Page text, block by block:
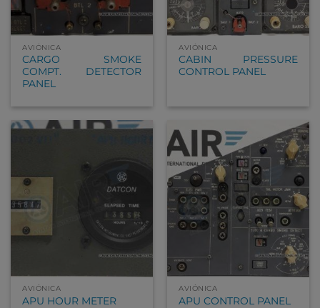
AVIÓNICA
CARGO SMOKE
COMPT. DETECTOR
PANEL
AVIÓNICA
CABIN PRESSURE
CONTROL PANEL
AVIÓNICA
APU HOUR METER
AVIÓNICA
APU CONTROL PANEL